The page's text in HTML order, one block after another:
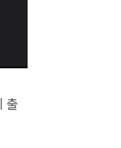
출